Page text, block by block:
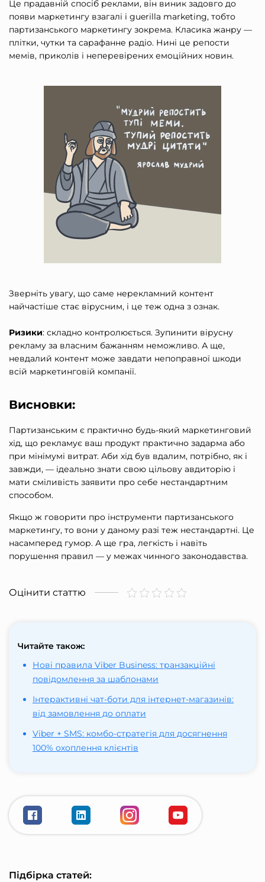
Це прадавній спосіб реклами, він виник задовго до
появи маркетингу взагалі і guerilla marketing, тобто
партизанського маркетингу зокрема. Класика жанру —
плітки, чутки та сарафанне радіо. Нині це репости
мемів, приколів і неперевірених емоційних новин.
Зверніть увагу, що саме нерекламний контент
найчастіше стає вірусним, і це теж одна з ознак.
Ризики: складно контролюється. Зупинити вірусну
рекламу за власним бажанням неможливо. А ще,
невдалий контент може завдати непоправної шкоди
всій маркетинговій компанії.
Висновки:
Партизанським є практично будь-який маркетинговий
хід, що рекламує ваш продукт практично задарма або
при мінімумі витрат. Аби хід був вдалим, потрібно, як і
завжди, — ідеально знати свою цільову авдиторію і
мати сміливість заявити про себе нестандартним
способом.
Якщо ж говорити про інструменти партизанського
маркетингу, то вони у даному разі теж нестандартні. Це
насамперед гумор. А ще гра, легкість і навіть
порушення правил — у межах чинного законодавства.
Оцінити статтю
Читайте також:
Нові правила Viber Business: транзакційні
повідомлення за шаблонами
Інтерактивні чат-боти для інтернет-магазинів:
від замовлення до оплати
Viber + SMS: комбо-стратегія для досягнення
100% охоплення клієнтів
Підбірка статей: